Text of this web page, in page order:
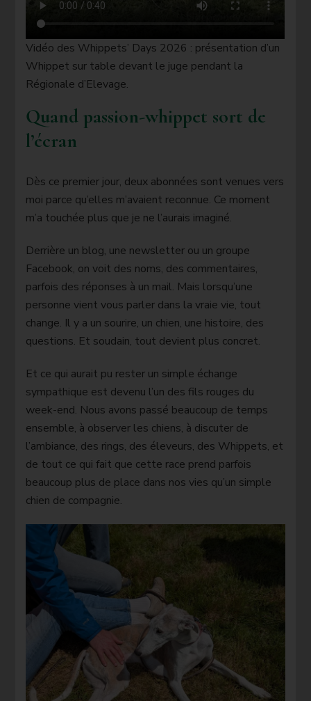
Vidéo des Whippets’ Days 2026 : présentation d’un
Whippet sur table devant le juge pendant la
Régionale d’Elevage.
Quand passion-whippet sort de
l’écran
Dès ce premier jour, deux abonnées sont venues vers
moi parce qu’elles m’avaient reconnue. Ce moment
m’a touchée plus que je ne l’aurais imaginé.
Derrière un blog, une newsletter ou un groupe
Facebook, on voit des noms, des commentaires,
parfois des réponses à un mail. Mais lorsqu’une
personne vient vous parler dans la vraie vie, tout
change. Il y a un sourire, un chien, une histoire, des
questions. Et soudain, tout devient plus concret.
Et ce qui aurait pu rester un simple échange
sympathique est devenu l’un des fils rouges du
week-end. Nous avons passé beaucoup de temps
ensemble, à observer les chiens, à discuter de
l’ambiance, des rings, des éleveurs, des Whippets, et
de tout ce qui fait que cette race prend parfois
beaucoup plus de place dans nos vies qu’un simple
chien de compagnie.